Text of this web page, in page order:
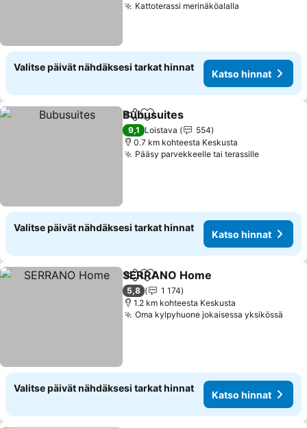
Kattoterassi merinäköalalla
Valitse päivät nähdäksesi tarkat hinnat
Katso hinnat
Jaa Lisää suosikkeihin
Bubusuites
9,1 Loistava
554
0.7 km kohteesta Keskusta
Pääsy parvekkeelle tai terassilleKatso
Valitse päivät nähdäksesi tarkat hinnat
Katso hinnat
Jaa Lisää suosikkeihin
SERRANO Home
5,8
1 174
1.2 km kohteesta Keskusta
Oma kylpyhuone jokaisessa yksikössä
Valitse päivät nähdäksesi tarkat hinnat
Katso hinnat